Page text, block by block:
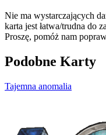
Nie ma wystarczających
karta jest łatwa/trudna do
Proszę, pomóż nam
Podobne Karty
Tajemna anomalia